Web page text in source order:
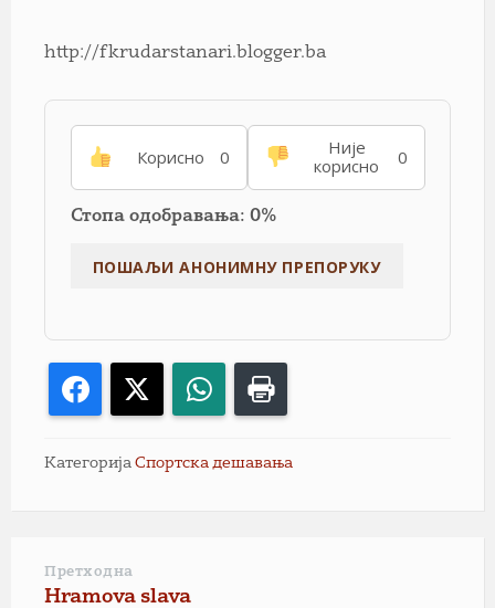
http://fkrudarstanari.blogger.ba
Корисно 0
Није
корисно
0
Стопа одобравања: 0%
Facebook WhatsApp
Категорија Спортска дешавања
Претходна
Hramova slava